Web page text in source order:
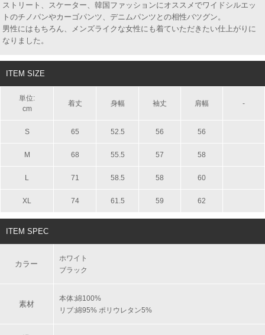
ストリート、スケーター、韓国ファッションにオススメでワイドシルエッ
トのチノパンやカーゴパンツ、デニムパンツとの相性バツグン。
男性にはもちろん、メンズライクな女性にも着ていただきたい仕上がりに
なりました。
ITEM SIZE
単位:
cm
着丈 身幅 袖丈 肩幅 -
S 65 52.5 56 56
M 68 55.5 57 58
L 71 58.5 58 60
XL 74 61.5 59 62
ITEM SPEC
カラー
ホワイト
ブラック
素材
本体:綿100%
リブ:綿95% ポリウレタン5%